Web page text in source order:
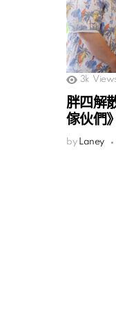
3k
胖四解
傢伙們》
by Laney